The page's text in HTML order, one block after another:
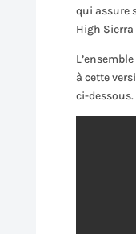
qui assure
High Sierra
à cette
ci-dessous.